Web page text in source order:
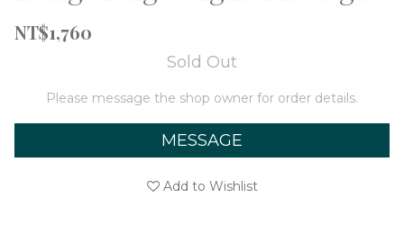
NT$1,760
Sold Out
Please message the shop owner for order details.
MESSAGE
Add to Wishlist